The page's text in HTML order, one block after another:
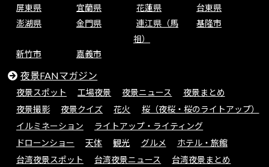
屏東県
宜蘭県 花蓮県
台東県
澎湖県
金門県
連江県（馬
祖）
基隆市
新竹市 嘉義市
夜景FANマガジン
夜景スポット 工場夜景 夜景ニュース
夜景まとめ
夜景撮影
夜景クイズ 花火
桜（夜桜・桜のライトアップ）
イルミネーション
ライトアップ・ライティング
ドローンショー
天体 観光 グルメ
ホテル・旅館
台湾夜景スポット
台湾夜景ニュース 台湾夜景まとめ